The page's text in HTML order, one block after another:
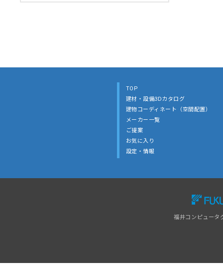
TOP
建材・設備3Dカタログ
建物コーディネート（空間配置）
メーカー一覧
ご提案
お気に入り
設定・情報
福井コンピュータ